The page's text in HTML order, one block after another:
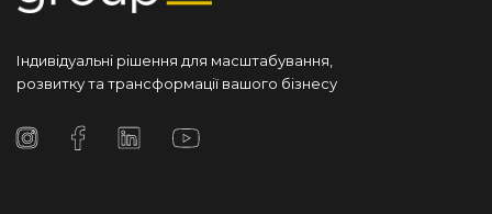
Індивідуальні рішення для масштабування,
розвитку та трансформації вашого бізнесу